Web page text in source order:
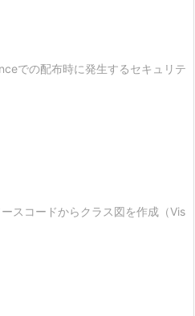
での配布時に発生するセキュリテ
スコードからクラス図を作成（Vis